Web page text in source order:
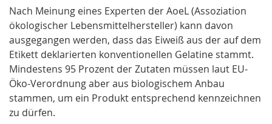
Nach Meinung eines Experten derAoeL(Assoziation
ökologischer Lebensmittelhersteller) kann davon
ausgegangen werden, dass das Eiweiß aus der auf dem
Etikett deklarierten konventionellen Gelatine stammt.
Mindestens 95 Prozent der Zutaten müssen laut EU-
Öko-Verordnung aber aus biologischem Anbau
stammen, um ein Produkt entsprechend kennzeichnen
zu dürfen.